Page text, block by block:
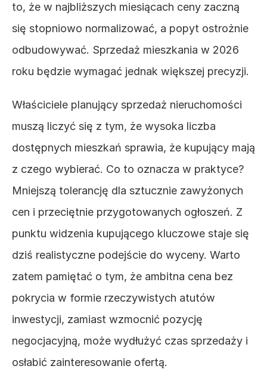
to, że w najbliższych miesiącach ceny zaczną
się stopniowo normalizować, a popyt ostrożnie
odbudowywać. Sprzedaż mieszkania w 2026
roku będzie wymagać jednak większej precyzji.
Właściciele planujący sprzedaż nieruchomości
muszą liczyć się z tym, że wysoka liczba
dostępnych mieszkań sprawia, że kupujący mają
z czego wybierać. Co to oznacza w praktyce?
Mniejszą tolerancję dla sztucznie zawyżonych
cen i przeciętnie przygotowanych ogłoszeń. Z
punktu widzenia kupującego kluczowe staje się
dziś realistyczne podejście do wyceny. Warto
zatem pamiętać o tym, że ambitna cena bez
pokrycia w formie rzeczywistych atutów
inwestycji, zamiast wzmocnić pozycję
negocjacyjną, może wydłużyć czas sprzedaży i
osłabić zainteresowanie ofertą.